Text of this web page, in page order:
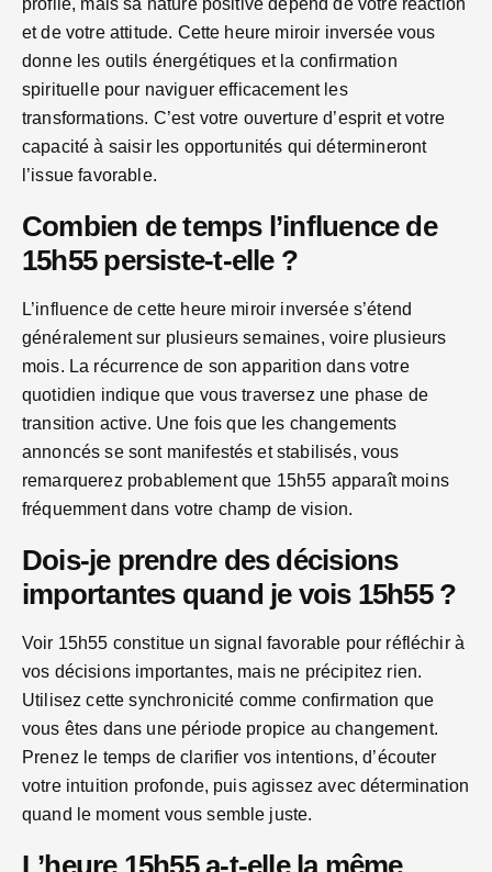
profile, mais sa nature positive dépend de votre réaction
et de votre attitude. Cette heure miroir inversée vous
donne les outils énergétiques et la confirmation
spirituelle pour naviguer efficacement les
transformations. C’est votre ouverture d’esprit et votre
capacité à saisir les opportunités qui détermineront
l’issue favorable.
Combien de temps l’influence de
15h55 persiste-t-elle ?
L’influence de cette heure miroir inversée s’étend
généralement sur plusieurs semaines, voire plusieurs
mois. La récurrence de son apparition dans votre
quotidien indique que vous traversez une phase de
transition active. Une fois que les changements
annoncés se sont manifestés et stabilisés, vous
remarquerez probablement que 15h55 apparaît moins
fréquemment dans votre champ de vision.
Dois-je prendre des décisions
importantes quand je vois 15h55 ?
Voir 15h55 constitue un signal favorable pour réfléchir à
vos décisions importantes, mais ne précipitez rien.
Utilisez cette synchronicité comme confirmation que
vous êtes dans une période propice au changement.
Prenez le temps de clarifier vos intentions, d’écouter
votre intuition profonde, puis agissez avec détermination
quand le moment vous semble juste.